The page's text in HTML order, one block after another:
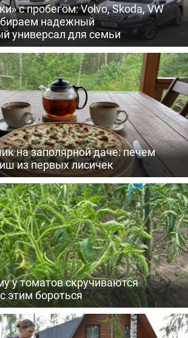
с пробегом: Volvo, Skoda, VW
надежный
универсал для семьи
на заполярной даче: печем
из первых лисичек
у томатов скручиваются
этим бороться